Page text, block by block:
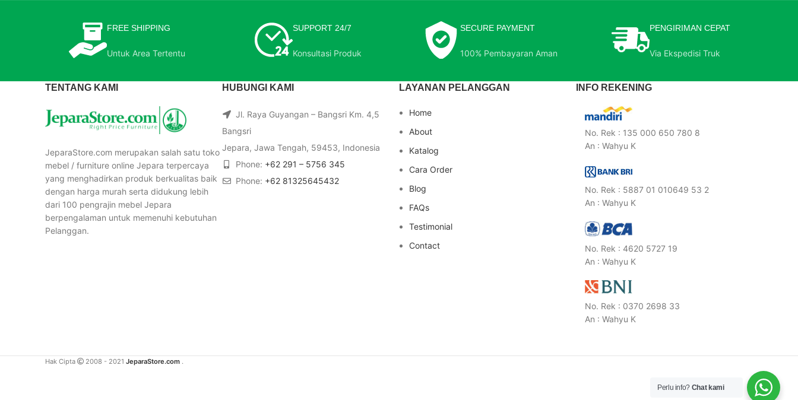
FREE SHIPPING
Untuk Area Tertentu
SUPPORT 24/7
Konsultasi Produk
SECURE PAYMENT
100% Pembayaran Aman
PENGIRIMAN CEPAT
Via Ekspedisi Truk
TENTANG KAMI
JeparaStore.com merupakan salah satu toko
mebel / furniture online Jepara terpercaya
yang menghadirkan produk berkualitas baik
dengan harga murah serta didukung lebih
dari 100 pengrajin mebel Jepara
berpengalaman untuk memenuhi kebutuhan
Pelanggan.
HUBUNGI KAMI
Jl. Raya Guyangan – Bangsri Km. 4,5
Bangsri
Jepara, Jawa Tengah, 59453, Indonesia
Phone: +62 291 – 5756 345
Phone: +62 81325645432
LAYANAN PELANGGAN
Home
About
Katalog
Cara Order
Blog
FAQs
Testimonial
Contact
INFO REKENING
No. Rek : 135 000 650 780 8
An : Wahyu K
No. Rek : 5887 01 010649 53 2
An : Wahyu K
No. Rek : 4620 5727 19
An : Wahyu K
No. Rek : 0370 2698 33
An : Wahyu K
Hak Cipta 2008 - 2021 JeparaStore.com .
Perlu info? Chat kami